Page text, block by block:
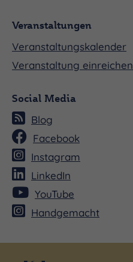
Veranstaltungen
Veranstaltungskalender
Veranstaltung einreichen
Social Media
Blog
Facebook
Instagram
LinkedIn
YouTube
Handgemacht